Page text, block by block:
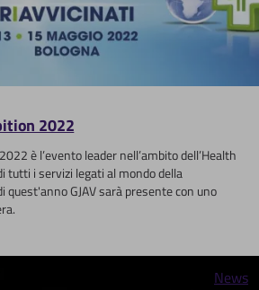
2022
è l’evento leader nell’ambito dell’Health
tutti i servizi legati al mondo della
quest'anno GJAV sarà presente con uno
News